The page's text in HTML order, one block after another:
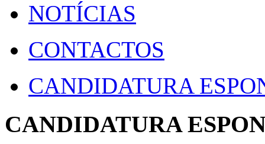
NOTÍCIAS
CONTACTOS
CANDIDATURA
CANDIDATURA